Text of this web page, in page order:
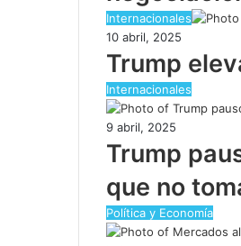
Internacionales
10 abril, 2025
Trump
Internacionales
9 abril, 2025
Trump
que no
Política y Economía